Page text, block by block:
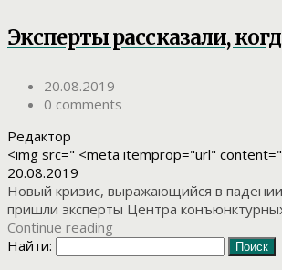
Эксперты рассказали,
20.08.2019
0 comments
Редактор
<img src=" <meta itemprop="url" content="
20.08.2019
Новый кризис, выражающийся в
пришли эксперты Центра
Continue reading
Найти: